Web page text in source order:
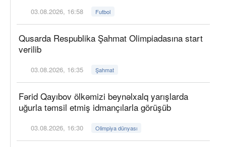
03.08.2026, 16:58 Futbol
Qusarda Respublika Şahmat Olimpiadasına start
verilib
03.08.2026, 16:35 Şahmat
Fərid Qayıbov ölkəmizi beynəlxalq yarışlarda
uğurla təmsil etmiş idmançılarla görüşüb
03.08.2026, 16:30 Olimpiya dünyası